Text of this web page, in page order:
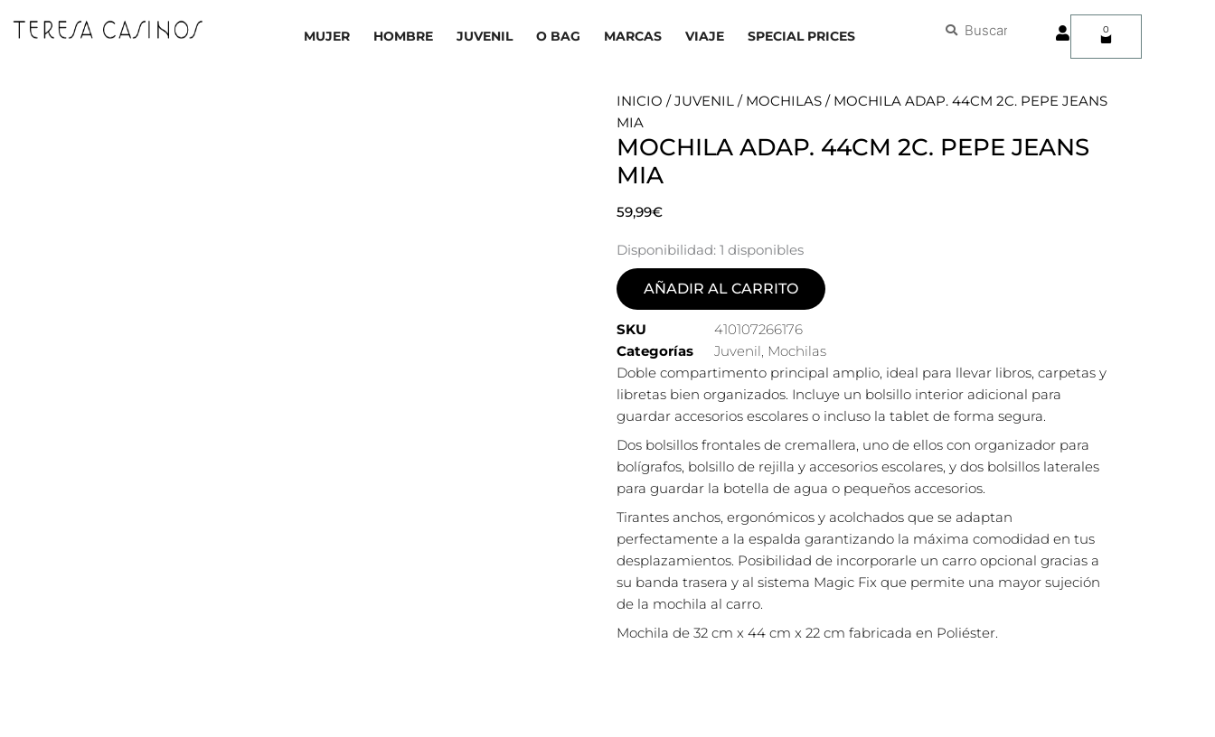
MUJER HOMBRE JUVENIL O BAG MARCAS VIAJE SPECIAL PRICES
User
0
Carrito
INICIO /JUVENIL / MOCHILAS / MOCHILA ADAP. 44CM 2C. PEPE JEANS
MIA
MOCHILA ADAP. 44CM 2C. PEPE JEANS
MIA
59,99€
Disponibilidad: 1 disponibles
AÑADIR AL CARRITO
SKU
410107266176
Categorías
Juvenil, Mochilas
Doble compartimento principal amplio, ideal para llevar libros, carpetas y
libretas bien organizados. Incluye un bolsillo interior adicional para
guardar accesorios escolares o incluso la tablet de forma segura.
Dos bolsillos frontales de cremallera, uno de ellos con organizador para
bolígrafos, bolsillo de rejilla y accesorios escolares, y dos bolsillos laterales
para guardar la botella de agua o pequeños accesorios.
Tirantes anchos, ergonómicos y acolchados que se adaptan
perfectamente a la espalda garantizando la máxima comodidad en tus
desplazamientos. Posibilidad de incorporarle un carro opcional gracias a
su banda trasera y al sistema Magic Fix que permite una mayor sujeción
de la mochila al carro.
Mochila de 32 cm x 44 cm x 22 cm fabricada en Poliéster.